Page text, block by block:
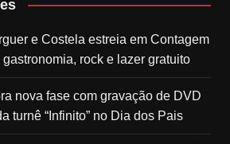
e Costela estreia em Contagem
rock e lazer gratuito
nova fase com gravação de DVD
turnê “Infinito” no Dia dos Pais